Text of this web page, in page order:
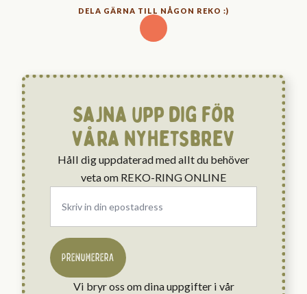
DELA GÄRNA TILL NÅGON REKO :)
Sajna upp dig för
våra nyhetsbrev
Håll dig uppdaterad med allt du behöver
veta om REKO-RING ONLINE
Email
PRENUMERERA
Vi bryr oss om dina uppgifter i vår